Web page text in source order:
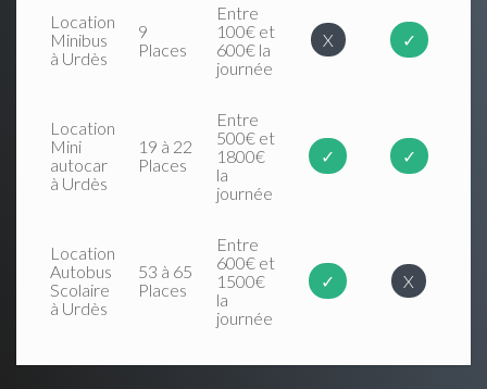
Location
Minibus
à Urdès
9
Places
Entre
100€ et
600€ la
journée
X ✓
Location
Mini
autocar
à Urdès
19 à 22
Places
Entre
500€ et
1800€
la
journée
✓ ✓
Location
Autobus
Scolaire
à Urdès
53 à 65
Places
Entre
600€ et
1500€
la
journée
✓ X